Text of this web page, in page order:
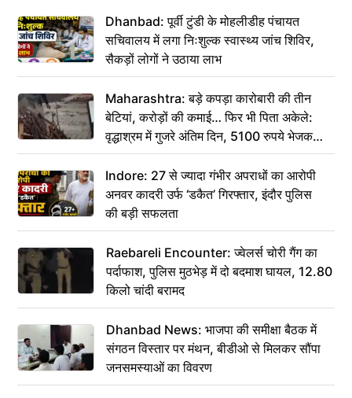
Dhanbad: पूर्वी टुंडी के मोहलीडीह पंचायत
सचिवालय में लगा निःशुल्क स्वास्थ्य जांच शिविर,
सैकड़ों लोगों ने उठाया लाभ
Maharashtra: बड़े कपड़ा कारोबारी की तीन
बेटियां, करोड़ों की कमाई… फिर भी पिता अकेले:
वृद्धाश्रम में गुजरे अंतिम दिन, 5100 रुपये भेजकर
कहा– अंतिम संस्कार कर दीजिए हम नहीं आ पाएंगे
Indore: 27 से ज्यादा गंभीर अपराधों का आरोपी
अनवर कादरी उर्फ ‘डकैत’ गिरफ्तार, इंदौर पुलिस
की बड़ी सफलता
Raebareli Encounter: ज्वेलर्स चोरी गैंग का
पर्दाफाश, पुलिस मुठभेड़ में दो बदमाश घायल, 12.80
किलो चांदी बरामद
Dhanbad News: भाजपा की समीक्षा बैठक में
संगठन विस्तार पर मंथन, बीडीओ से मिलकर सौंपा
जनसमस्याओं का विवरण